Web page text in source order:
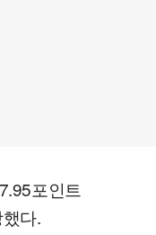
포인트
다.